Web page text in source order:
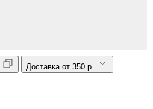
Доставка от 350 р.